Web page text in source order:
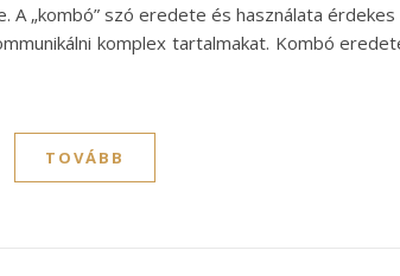
„kombó” szó eredete és használata
komplex tartalmakat. Kombó
TOVÁBB